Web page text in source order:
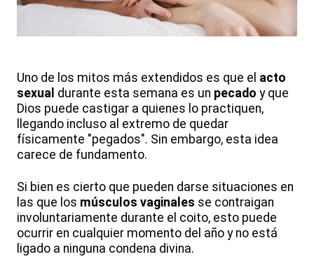
Uno de los mitos más extendidos es que el acto
sexual durante esta semana es un pecado y que
Dios puede castigar a quienes lo practiquen,
llegando incluso al extremo de quedar
físicamente "pegados". Sin embargo, esta idea
carece de fundamento.
Si bien es cierto que pueden darse situaciones en
las que los músculos vaginales se contraigan
involuntariamente durante el coito, esto puede
ocurrir en cualquier momento del año y no está
ligado a ninguna condena divina.